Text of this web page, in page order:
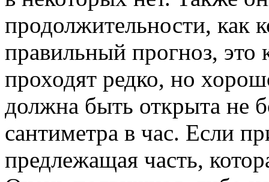
продолжительности, как
правильный прогноз, это
проходят редко, но
должна быть открыта не
сантиметра в час. Если
предлежащая часть,